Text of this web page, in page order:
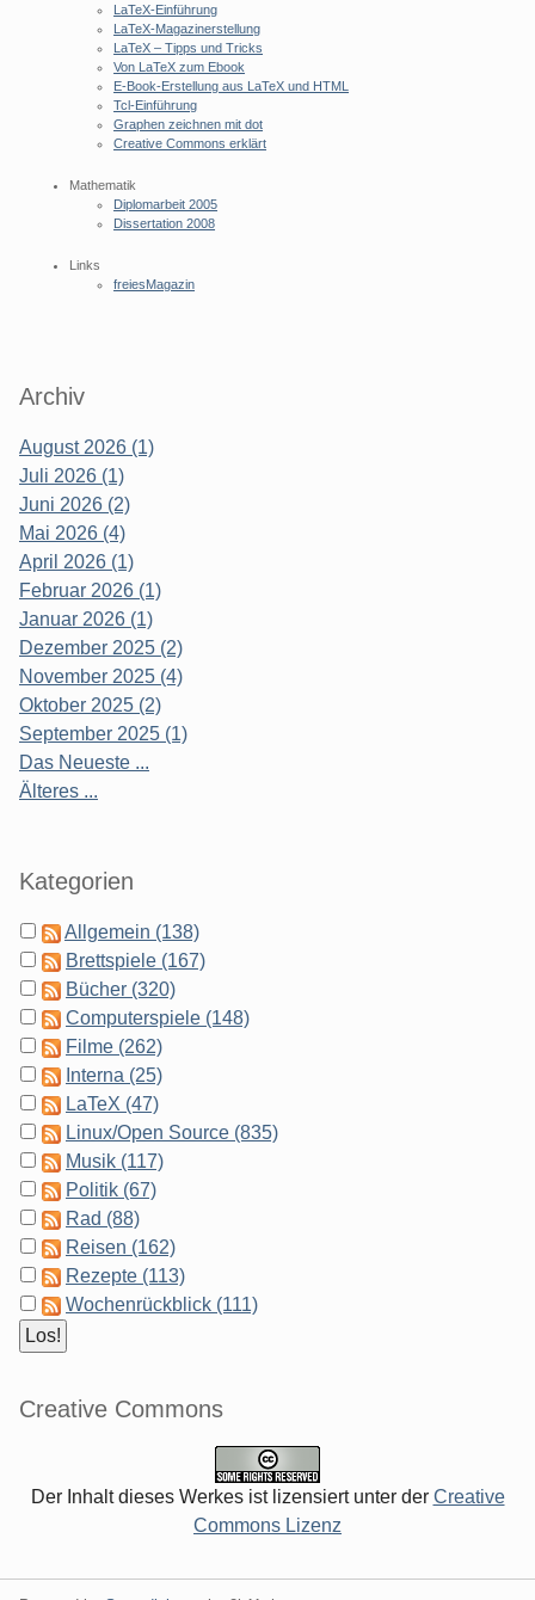
LaTeX-Einführung
LaTeX-Magazinerstellung
LaTeX – Tipps und Tricks
Von LaTeX zum Ebook
E-Book-Erstellung aus LaTeX und HTML
Tcl-Einführung
Graphen zeichnen mit dot
Creative Commons erklärt
Mathematik
Diplomarbeit 2005
Dissertation 2008
Links
freiesMagazin
Archiv
August 2026 (1)
Juli 2026 (1)
Juni 2026 (2)
Mai 2026 (4)
April 2026 (1)
Februar 2026 (1)
Januar 2026 (1)
Dezember 2025 (2)
November 2025 (4)
Oktober 2025 (2)
September 2025 (1)
Das Neueste ...
Älteres ...
Kategorien
Allgemein (138)
Brettspiele (167)
Bücher (320)
Computerspiele (148)
Filme (262)
Interna (25)
LaTeX (47)
Linux/Open Source (835)
Musik (117)
Politik (67)
Rad (88)
Reisen (162)
Rezepte (113)
Wochenrückblick (111)
Creative Commons
Der Inhalt dieses Werkes ist lizensiert unter der Creative
Commons Lizenz